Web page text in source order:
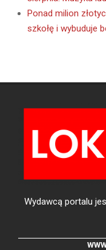
Ponad milion
szkołę i wybuduje
Wydawcą portalu